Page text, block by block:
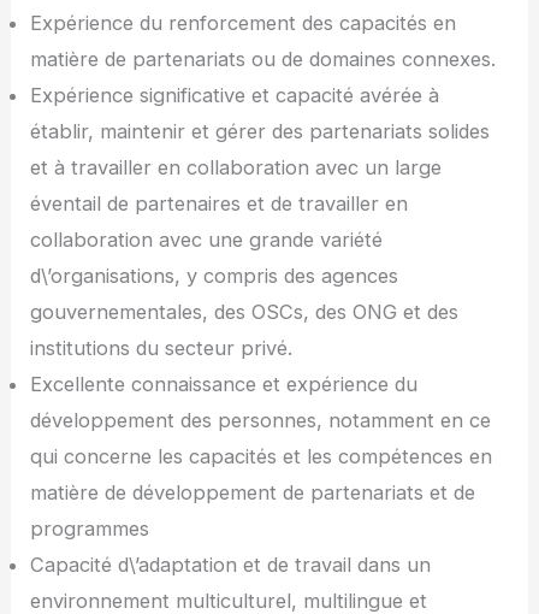
Expérience du renforcement des capacités en
matière de partenariats ou de domaines connexes.
Expérience significative et capacité avérée à
établir, maintenir et gérer des partenariats solides
et à travailler en collaboration avec un large
éventail de partenaires et de travailler en
collaboration avec une grande variété
d\’organisations, y compris des agences
gouvernementales, des OSCs, des ONG et des
institutions du secteur privé.
Excellente connaissance et expérience du
développement des personnes, notamment en ce
qui concerne les capacités et les compétences en
matière de développement de partenariats et de
programmes
Capacité d\’adaptation et de travail dans un
environnement multiculturel, multilingue et